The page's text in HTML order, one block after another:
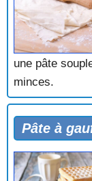
une pâte
minces.
Pâte à